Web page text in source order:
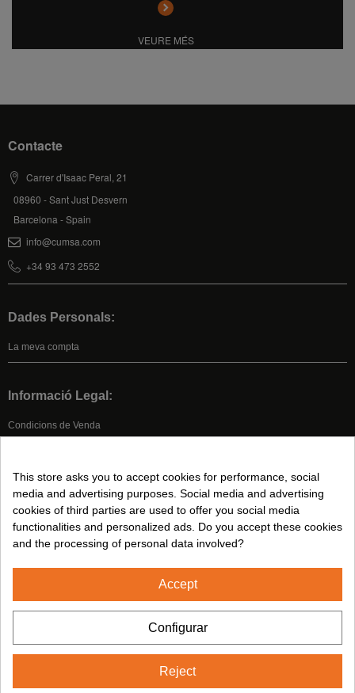
VEURE MÉS
Contacte
Carrer d'Isaac Peral, 21
08960 - Sant Just Desvern
Barcelona - Spain
info@cumsa.com
+34 93 473 2552
Dades Personals:
La meva compta
Informació Legal:
Condicions de Venda
Segeuix-nos a:
2024© CUMSA - Tots els drets reservats
This store asks you to accept cookies for performance, social
media and advertising purposes. Social media and advertising
cookies of third parties are used to offer you social media
functionalities and personalized ads. Do you accept these cookies
and the processing of personal data involved?
Accept
Configurar
Reject